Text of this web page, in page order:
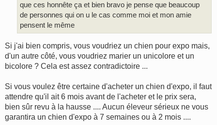
que ces honnête ça et bien bravo je pense que beaucoup
de personnes qui on u le cas comme moi et mon amie
pensent le même
Si j'ai bien compris, vous voudriez un chien pour expo mais,
d'un autre côté, vous voudriez marier un unicolore et un
bicolore ? Cela est assez contradictoire ...
Si vous voulez être certaine d'acheter un chien d'expo, il faut
attendre qu'il ait 6 mois avant de l'acheter et le prix sera,
bien sûr revu à la hausse .... Aucun éleveur sérieux ne vous
garantira un chien d'expo à 7 semaines ou à 2 mois ....